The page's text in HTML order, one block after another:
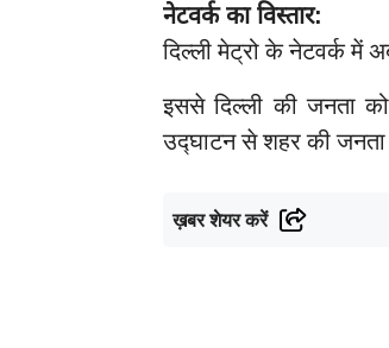
नेटवर्क का विस्तार:
दिल्ली मेट्रो के नेटवर्क में
इससे दिल्ली की जनता
उद्घाटन से शहर की जनता
ख़बर शेयर करें